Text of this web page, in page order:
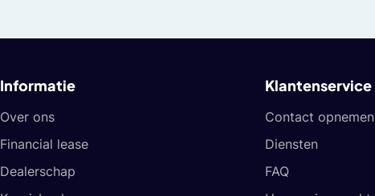
Informatie
Over ons
Financial lease
Dealerschap
Klantenservice
Contact opnemen
Diensten
FAQ